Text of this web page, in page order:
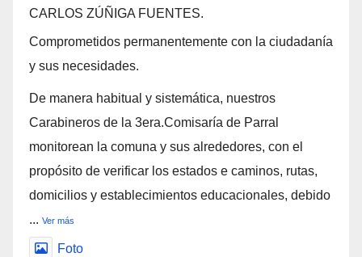
CARLOS ZÚÑIGA FUENTES.
Comprometidos permanentemente con la ciudadanía
y sus necesidades.
De manera habitual y sistemática, nuestros
Carabineros de la 3era.Comisaría de Parral
monitorean la comuna y sus alrededores, con el
propósito de verificar los estados e caminos, rutas,
domicilios y establecimientos educacionales, debido
... Ver más
Foto